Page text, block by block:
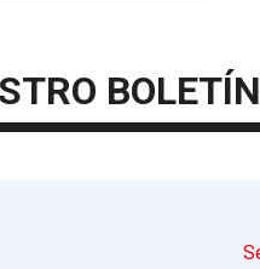
BOLETÍN